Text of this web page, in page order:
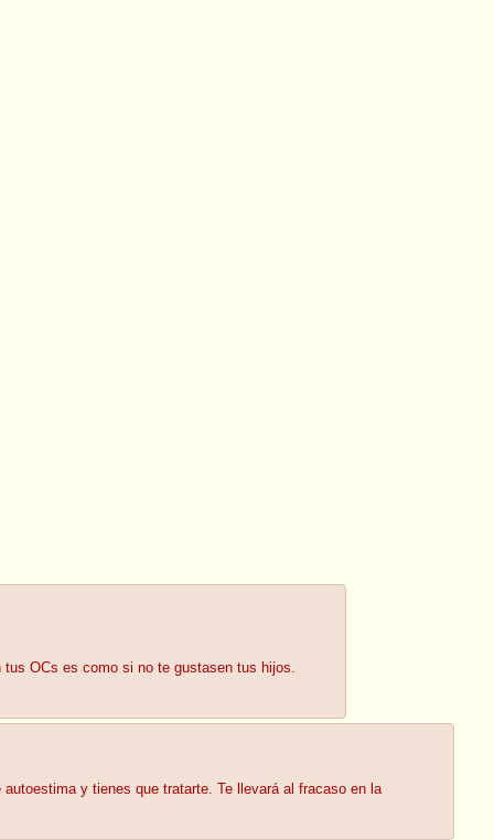
OCs es como si no te gustasen tus hijos.
y tienes que tratarte. Te llevará al fracaso en la